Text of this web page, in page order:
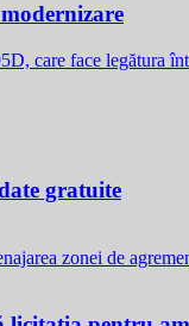
care face legătura
gratuite